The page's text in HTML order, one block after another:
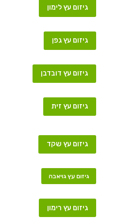
גיזום עץ לימון
גיזום עץ גפן
גיזום עץ דובדבן
גיזום עץ זית
גיזום עץ שקד
גיזום עץ גויאבה
גיזום עץ רימון